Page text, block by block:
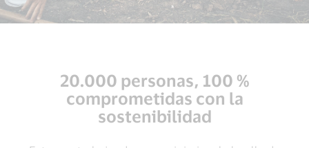
20.000 personas, 100 %
comprometidas con la
sostenibilidad